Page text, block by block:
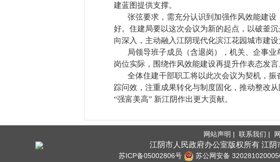
建蓝图提供支撑。
张弦要求，需充分认识到加强作风效能建
好。住建局要以这次会议为新的起点，以破釜
向深入，主动融入江阴现代化滨江花园城市建
局领导班子成员（含退岗），机关、企事
岗位实际，围绕作风效能建设再提升作表态发言
全体住建干部职工将以此次会议为契机，
踪问效，注重成果转化与制度固化，推动整改
“强富美高” 新江阴作出更大贡献。
网站声明 | 联系我们 |
江阴市人民政府办公室版权所有 江
苏ICP备05002806号 苏公网安备